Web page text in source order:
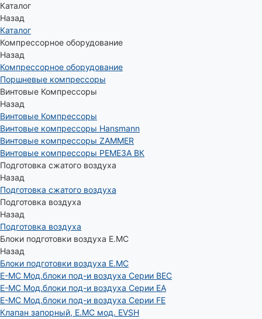
Каталог
Назад
Каталог
Компрессорное оборудование
Назад
Компрессорное оборудование
Поршневые компрессоры
Винтовые Компрессоры
Назад
Винтовые Компрессоры
Винтовые компрессоры Hansmann
Винтовые компрессоры ZAMMER
Винтовые компрессоры РЕМЕЗА ВК
Подготовка сжатого воздуха
Назад
Подготовка сжатого воздуха
Подготовка воздуха
Назад
Подготовка воздуха
Блоки подготовки воздуха E.MC
Назад
Блоки подготовки воздуха E.MC
E-MC Мод.блоки под-и воздуха Серии BEC
E-MC Мод.блоки под-и воздуха Серии EA
E-MC Мод.блоки под-и воздуха Серии FE
Клапан запорный, E.MC мод. EVSH